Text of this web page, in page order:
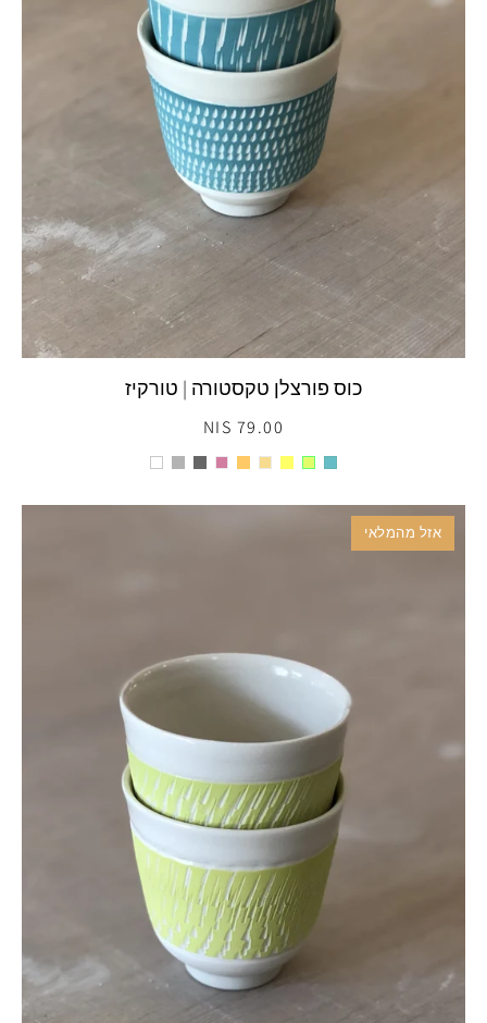
79.00 NIS
כוס פורצלן טקסטורה | טורקיז
אזל מהמלאי